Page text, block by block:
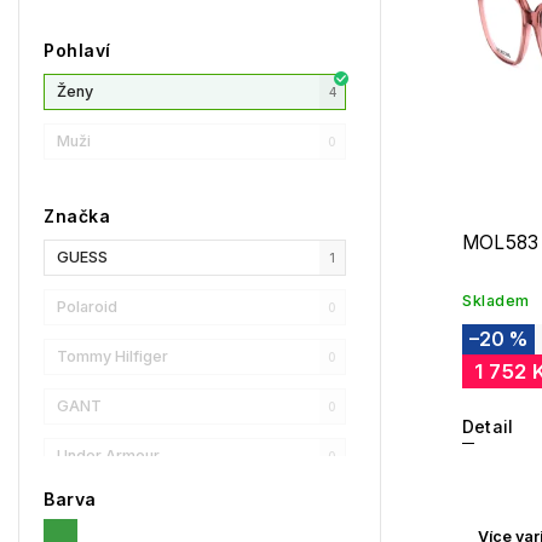
Pohlaví
Ženy 4
Muži 0
Značka
GUESS 1
Polaroid 0
Tommy Hilfiger 0
GANT 0
Under Armour 0
Privé Revaux
Barva
Skladem
–20 %
1 752
Detail
Více